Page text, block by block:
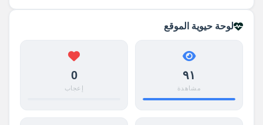
لوحة حيوية الموقع
٩١
مشاهدة
0
إعجاب